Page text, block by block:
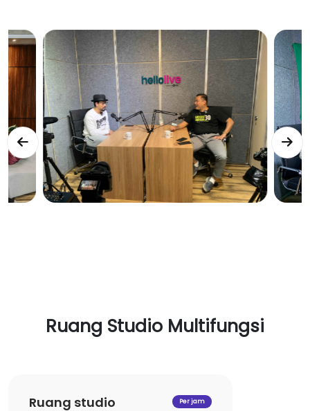
Ruang Studio Multifungsi
Ruang studio
Per jam